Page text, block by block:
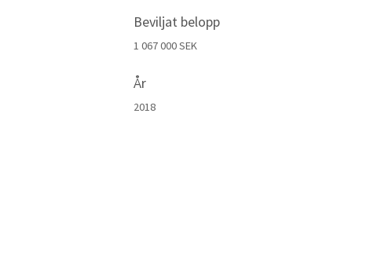
Beviljat belopp
1 067 000 SEK
År
2018